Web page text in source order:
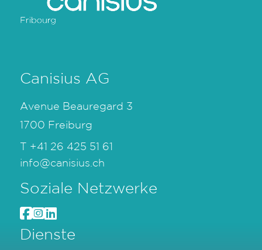
Canisius AG
Avenue Beauregard 3
1700 Freiburg
T +41 26 425 51 61
info@canisius.ch
Soziale Netzwerke
Dienste